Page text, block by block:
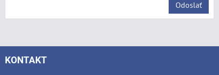
Odoslať
KONTAKT